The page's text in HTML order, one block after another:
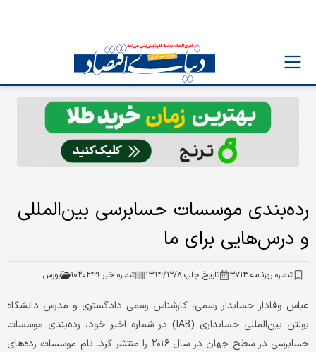
رده‌بندی موسسات حسابرسی بین‌المللی
و درس‌هایی برای ما
شماره روزنامه:۳۷۱۳ تاریخ چاپ:۱۳۹۴/۱۲/۸ شماره خبر:۱۰۲۰۲۴۹ بورس
عباس وفادار حسابدار رسمی، کارشناس رسمی دادگستری و مدرس دانشگاه
بولتن بین‌المللی حسابداری (IAB) در شماره اخیر خود، رده‌بندی موسسات
حسابرسی در سطح جهان در سال ۲۰۱۶ را منتشر کرد. نام موسسات رده‌های